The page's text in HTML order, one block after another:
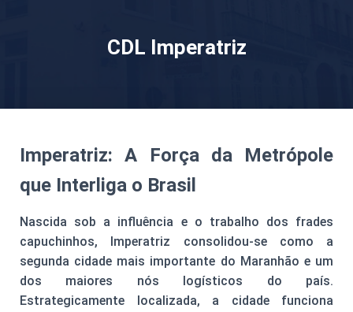
CDL Imperatriz
Imperatriz: A Força da Metrópole
que Interliga o Brasil
Nascida sob a influência e o trabalho dos frades
capuchinhos, Imperatriz consolidou-se como a
segunda cidade mais importante do Maranhão e um
dos maiores nós logísticos do país.
Estrategicamente localizada, a cidade funciona